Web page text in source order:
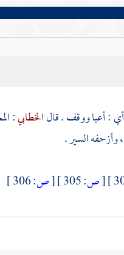
: أعيا ووقف . قالالخطابي:
وأزحفه السير .
[ص: [ص: